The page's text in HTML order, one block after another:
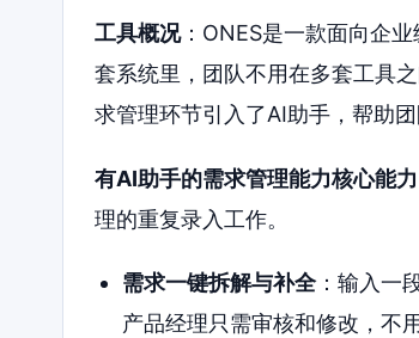
工具概况：ONES是一款面向企
套系统里，团队不用在多套工具
求管理环节引入了AI助手，帮助
有AI助手的需求管理能力核心能力
理的重复录入工作。
需求一键拆解与补全：输入一
产品经理只需审核和修改，不